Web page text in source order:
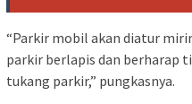
“Parkir mobil akan diatur
parkir berlapis dan berharap
tukang parkir,” pungkasnya.